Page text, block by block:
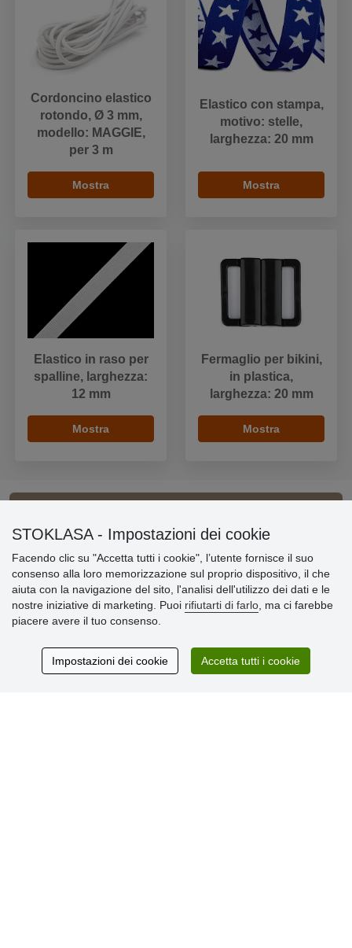
Cordoncino elastico
rotondo, Ø 3 mm,
modello: MAGGIE,
per 3 m
Mostra
Elastico con stampa,
motivo: stelle,
larghezza: 20 mm
Mostra
Elastico in raso per
spalline, larghezza:
12 mm
Mostra
Fermaglio per bikini,
in plastica,
larghezza: 20 mm
Mostra
Informazioni importanti
» Impostazioni dei cookie
» Termini & Condizioni
» Informativa sulla Privacy
» Consegna e pagamento
» Garanzia e resi
STOKLASA - Impostazioni dei cookie
Facendo clic su "Accetta tutti i cookie", l’utente fornisce il suo
consenso alla loro memorizzazione sul proprio dispositivo, il che
aiuta con la navigazione del sito, l'analisi dell'utilizzo dei dati e le
nostre iniziative di marketing. Puoi rifiutarti di farlo , ma ci farebbe
piacere avere il tuo consenso.
Impostazioni dei cookie Accetta tutti i cookie